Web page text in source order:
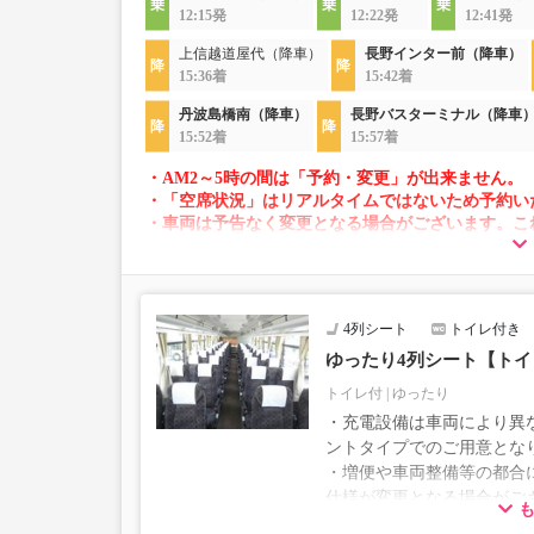
12:15発
12:22発
12:41発
上信越道屋代（降車）
15:36着
長野インター前（降車）
15:42着
丹波島橋南（降車）
15:52着
長野バスターミナル（降車
15:57着
・AM2～5時の間は「予約・変更」が出来ません。
・「空席状況」はリアルタイムではないため予約
・車両は予告なく変更となる場合がございます。
4列シート トイレ付き
ゆったり4列シート【ト
トイレ付 ゆったり
・充電設備は車両により
ントタイプでのご用意とな
・増便や車両整備等の都
仕様が変更となる場合が